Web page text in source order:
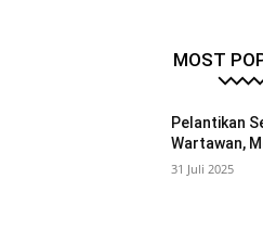
MOST
Pelantikan
Wartawan,
31 Juli 2025